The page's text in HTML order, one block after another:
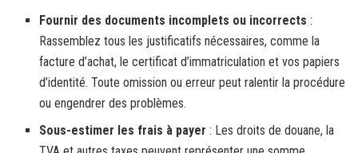
Fournir des documents incomplets ou incorrects :
Rassemblez tous les justificatifs nécessaires, comme la
facture d’achat, le certificat d’immatriculation et vos papiers
d’identité. Toute omission ou erreur peut ralentir la procédure
ou engendrer des problèmes.
Sous-estimer les frais à payer : Les droits de douane, la